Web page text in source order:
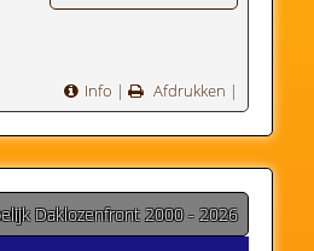
Info | Afdrukken |
Daklozenfront 2000 - 2026